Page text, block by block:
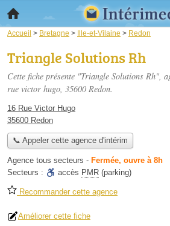
Accueil > Bretagne > Ille-et-Vilaine > Redon
Triangle Solutions Rh
Cette fiche présente "Triangle Solutions Rh",
rue victor hugo, 35600 Redon.
16 Rue Victor Hugo
35600 Redon
📞 Appeler cette agence d'intérim
Agence tous secteurs - Fermée, ouvre à 8h
Secteurs :
accès PMR (parking)
Recommander cette agence
Améliorer cette fiche